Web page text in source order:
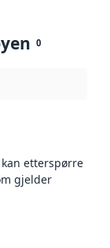
0
etterspørre
gjelder